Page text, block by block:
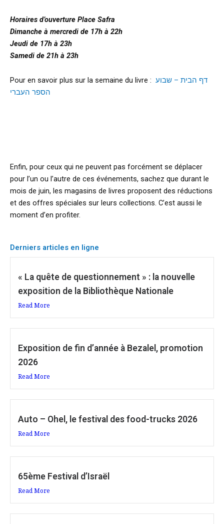
Horaires d’ouverture Place Safra
Dimanche à mercredi de 17h à 22h
Jeudi de 17h à 23h
Samedi de 21h à 23h
Pour en savoir plus sur la semaine du livre : דף הבית – שבוע
הספר העברי
Enfin, pour ceux qui ne peuvent pas forcément se déplacer
pour l’un ou l’autre de ces événements, sachez que durant le
mois de juin, les magasins de livres proposent des réductions
et des offres spéciales sur leurs collections. C’est aussi le
moment d’en profiter.
Derniers articles en ligne
« La quête de questionnement » : la nouvelle
exposition de la Bibliothèque Nationale
Read More
Exposition de fin d’année à Bezalel, promotion
2026
Read More
Auto – Ohel, le festival des food-trucks 2026
Read More
65ème Festival d’Israël
Read More